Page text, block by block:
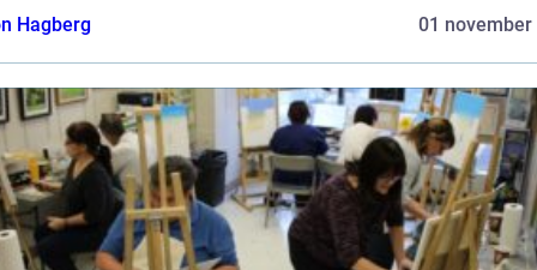
Hagberg
01 november